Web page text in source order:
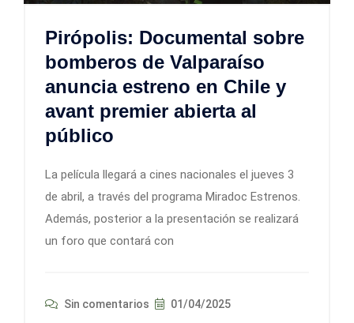
Pirópolis: Documental sobre
bomberos de Valparaíso
anuncia estreno en Chile y
avant premier abierta al
público
La película llegará a cines nacionales el jueves 3
de abril, a través del programa Miradoc Estrenos.
Además, posterior a la presentación se realizará
un foro que contará con
Sin comentarios 01/04/2025